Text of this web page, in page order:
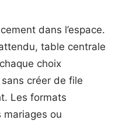
dans l’espace.
table centrale
choix
créer de file
Les formats
mariages ou